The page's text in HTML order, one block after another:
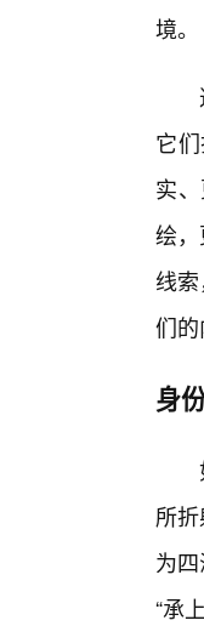
境。
它
实
绘
线
们的
身
所
为
“承